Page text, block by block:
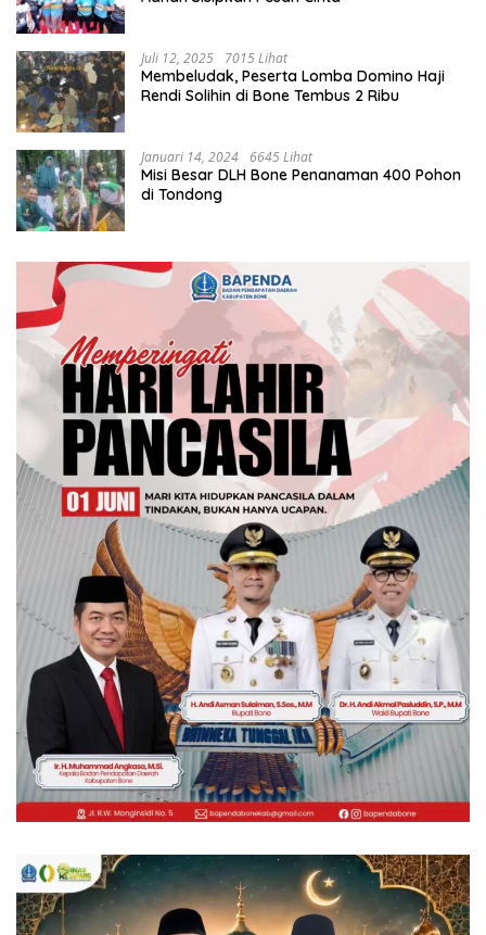
Juli 12, 2025 7015 Lihat
Membeludak, Peserta Lomba Domino Haji
Rendi Solihin di Bone Tembus 2 Ribu
Januari 14, 2024 6645 Lihat
Misi Besar DLH Bone Penanaman 400 Pohon
di Tondong